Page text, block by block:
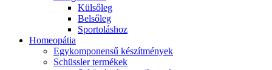
Külsőleg
Belsőleg
Sportoláshoz
Homeopátia
Egykomponensű készítmények
Schüssler termékek